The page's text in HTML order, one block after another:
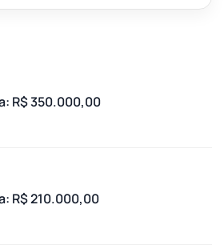
R$ 350.000,00
R$ 210.000,00